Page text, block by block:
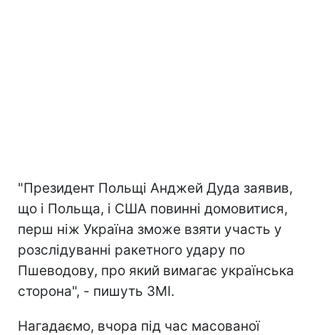
"Президент Польщі Анджей Дуда заявив,
що і Польща, і США повинні домовитися,
перш ніж Україна зможе взяти участь у
розслідуванні ракетного удару по
Пшеводову, про який вимагає українська
сторона", - пишуть ЗМІ.
Нагадаємо, вчора під час масованої